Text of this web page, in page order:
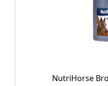
NutriHorse